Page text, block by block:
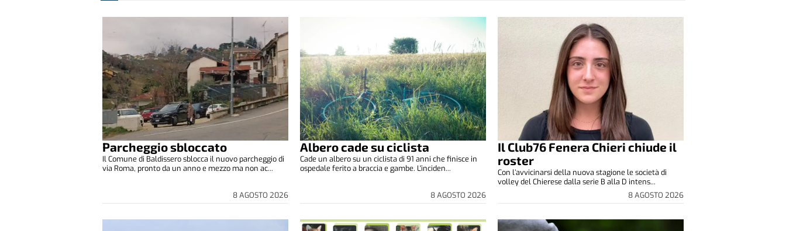
Parcheggio sbloccato
8 AGOSTO 2026
Il Comune di Baldissero sblocca il nuovo parcheggio di
via Roma, pronto da un anno e mezzo ma non ac...
Albero cade su ciclista
8 AGOSTO 2026
Cade un albero su un ciclista di 91 anni che finisce in
ospedale ferito a braccia e gambe. L'inciden...
Il Club76 Fenera Chieri chiude il
roster
8 AGOSTO 2026
Con l’avvicinarsi della nuova stagione le società di
volley del Chierese dalla serie B alla D intens...